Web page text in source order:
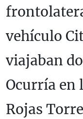
vehículo
viajaban
Ocurría en
Rojas